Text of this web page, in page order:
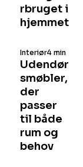
rbruget i
hjemmet
Udendør
smøbler,
der
passer
til både
rum og
behov
Interiør4 min